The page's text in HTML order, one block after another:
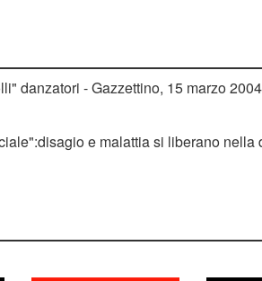
danzatori - Gazzettino, 15 marzo
e malattia si liberano nella